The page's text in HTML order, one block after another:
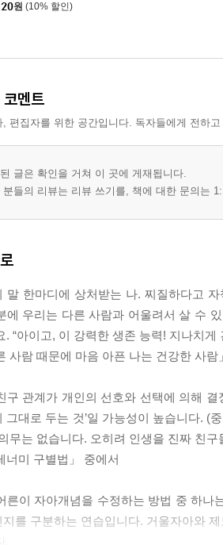
원 (10% 할인)
멘트
, 편집자를 위한 공간입니다. 독자들에게 전하
글은 확인을 거쳐 이 곳에 게재됩니다.
분들의 리뷰는 리뷰 쓰기를, 책에 대한 문의는
말 한마디에 상처받는 나. 찌질하다고
에 우리는 다른 사람과 어울려서 살 수
. “아이고, 이 강력한 생존 능력! 지나치
사람 때문에 마음 아픈 나는 건강한 사람
구 관계가 개인의 선호와 선택에 의해 결
그대로 두는 것’일 가능성이 높습니다. (
무는 없습니다. 오히려 인생을 진짜 친
너미 구별법」 중에서
른이 자아개념을 수정하는 방법 중 하나
를 구분하는 연습입니다. 거울자아와